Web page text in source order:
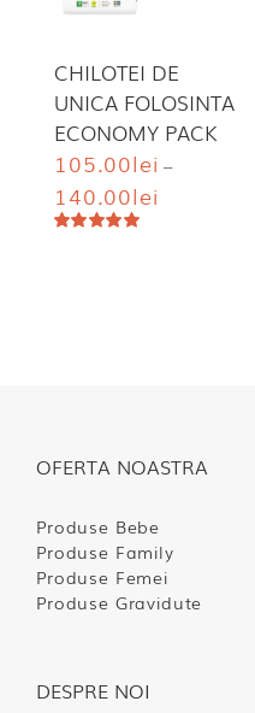
CHILOTEI DE
UNICA FOLOSINTA
ECONOMY PACK
105.00lei –
140.00lei
OFERTA NOASTRA
Produse Bebe
Produse Family
Produse Femei
Produse Gravidute
DESPRE NOI